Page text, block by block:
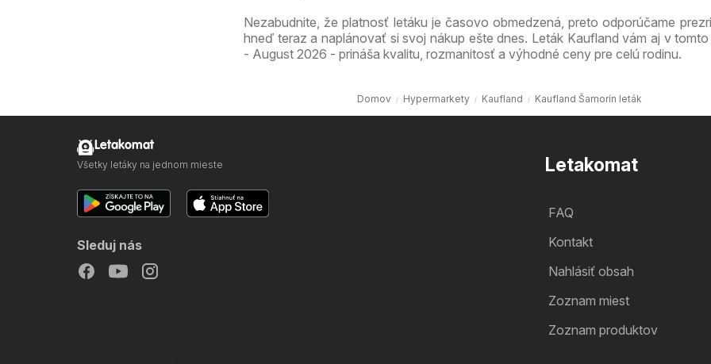
Nezabudnite, že platnosť letáku je časovo obmedzená, preto odporúčame
hneď teraz a naplánovať si svoj nákup ešte dnes. Leták Kaufland vám aj v tomto
- August 2026 - prináša kvalitu, rozmanitosť a výhodné ceny pre celú rodinu.
Domov Hypermarkety Kaufland Kaufland Šamorín leták
Letakomat
FAQ
Kontakt
Nahlásiť obsah
Zoznam miest
Zoznam produktov
Letakomat
Všetky letáky na jednom mieste
Sleduj nás